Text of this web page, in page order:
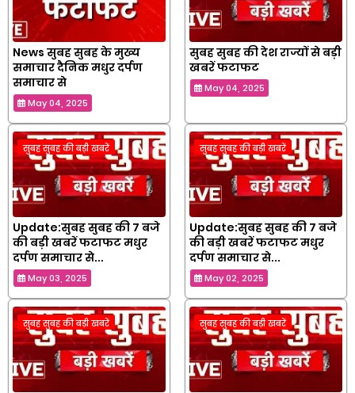
News सुबह सुबह के मुख्य
समाचार दैनिक मधुर दर्पण
समाचार से
May 04, 2025
सुबह सुबह की देश राज्यों से बड़ी
खबरें फटाफट
May 04, 2025
सुबह सुबह की बड़ी खबरें
Update:सुबह सुबह की 7 बजे
की बड़ी खबरें फटाफट मधुर
दर्पण समाचार से...
May 03, 2025
सुबह सुबह की बड़ी खबरें
Update:सुबह सुबह की 7 बजे
की बड़ी खबरें फटाफट मधुर
दर्पण समाचार से...
May 02, 2025
सुबह सुबह की बड़ी खबरें सुबह सुबह की बड़ी खबरें